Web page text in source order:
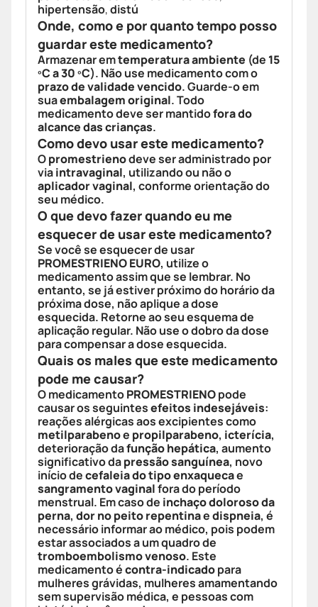
hipertensão,distú
Onde, como e por quanto tempo posso
guardar este medicamento?
Armazenar emtemperatura ambiente (de 15
ºC a 30 ºC). Não use medicamento com o
prazo de validade vencido. Guarde-o em
suaembalagem original. Todo
medicamento deve ser mantidofora do
alcance das crianças.
Como devo usar este medicamento?
Opromestrienodeve ser administrado por
viaintravaginal, utilizando ou não o
aplicador vaginal, conforme orientação do
seu médico.
O que devo fazer quando eu me
esquecer de usar este medicamento?
Se você se esquecer de usar
PROMESTRIENO EURO, utilize o
medicamento assim que se lembrar. No
entanto, se já estiver próximo do horário da
próxima dose, não aplique a dose
esquecida. Retorne ao seu esquema de
aplicação regular. Não use o dobro da dose
para compensar a dose esquecida.
Quais os males que este medicamento
pode me causar?
O medicamentoPROMESTRIENOpode
causar os seguintesefeitos indesejáveis:
reações alérgicas aos excipientes como
metilparabenoe propilparabeno, icterícia,
deterioração dafunção hepática, aumento
significativo dapressão sanguínea, novo
início decefaleia do tipo enxaquecae
sangramento vaginalfora do período
menstrual. Em caso de inchaço doloroso da
perna, dor no peito repentinaedispneia, é
necessário informar ao médico, pois podem
estar associados a um quadro de
tromboembolismo venoso. Este
medicamento écontra-indicadopara
mulheres grávidas, mulheres amamentando
sem supervisão médica, e pessoas com